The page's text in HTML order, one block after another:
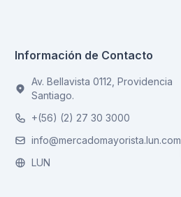
Información de Contacto
Av. Bellavista 0112, Providencia
Santiago.
+(56) (2) 27 30 3000
info@mercadomayorista.lun.com
LUN